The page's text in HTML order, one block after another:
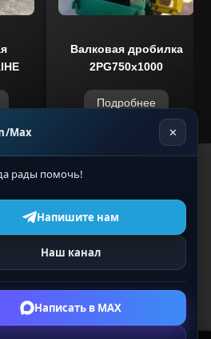
Валковая дробилка
2PG750x1000
Подробнее
ул.
ул.
35А
Max ✕
рады помочь!
Напишите нам
Наш канал
Написать в MAX